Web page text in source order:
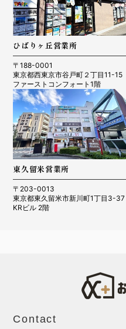
ひばりヶ丘営業所
〒188-0001
東京都西東京市谷戸町２丁目11-15
ファーストコンフォート1階
東久留米営業所
〒203-0013
東京都東久留米市新川町1丁目3-37
KRビル 2階
Contact